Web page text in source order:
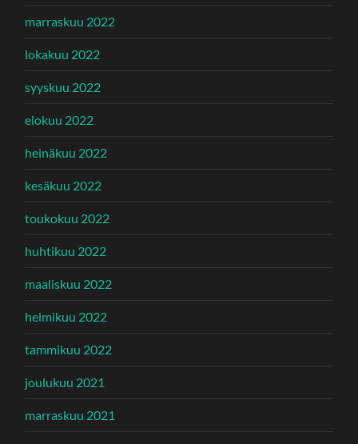
marraskuu 2022
lokakuu 2022
syyskuu 2022
elokuu 2022
heinäkuu 2022
kesäkuu 2022
toukokuu 2022
huhtikuu 2022
maaliskuu 2022
helmikuu 2022
tammikuu 2022
joulukuu 2021
marraskuu 2021